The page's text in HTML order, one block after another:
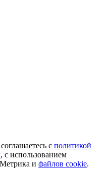
с политикой
, с использованием
и файлов cookie.